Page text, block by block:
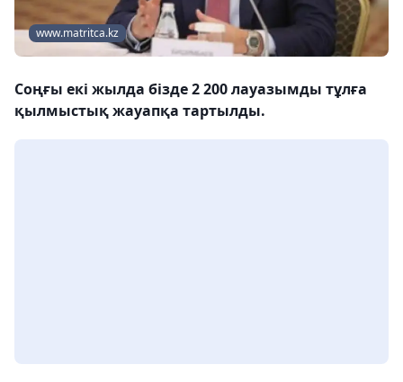
www.matritca.kz
Соңғы екi жылда бiзде 2 200 лауазымды тұлға
қылмыстық жауапқа тартылды.